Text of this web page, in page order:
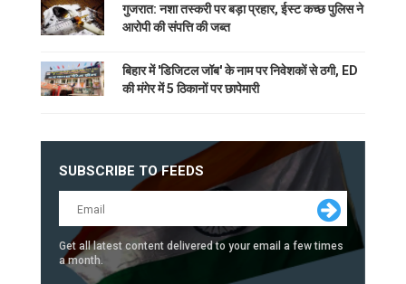
गुजरात: नशा तस्करी पर बड़ा प्रहार, ईस्ट कच्छ पुलिस ने
आरोपी की संपत्ति की जब्त
बिहार में 'डिजिटल जॉब' के नाम पर निवेशकों से ठगी, ED
की मंगेर में 5 ठिकानों पर छापेमारी
SUBSCRIBE TO FEEDS
Get all latest content delivered to your email a few times
a month.